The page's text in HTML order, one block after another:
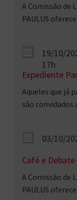
A Comissão de
PAULUS
19/10/
17h
Expediente
Aqueles que já
são convidados
03/10/
Café e
A Comissão de
PAULUS